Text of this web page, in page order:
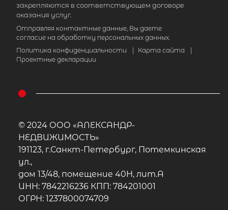
Популярное
закрепляются в соответствующем договоре
оказания услуг.
Отправляя контактные данные, Вы даете
согласие на обработку персональных данных.
Политика конфиденциальности
Карта сайта
Проектные декларации
© 2024 ООО «АЛЕКСАНДР-
НЕДВИЖИМОСТЬ»
191123, г.Санкт-Петербург, Потемкинская
ул.,
дом 13/48, помещение 40Н, лит.А
ИНН: 7842216236 КПП: 784201001
ОГРН: 1237800074709